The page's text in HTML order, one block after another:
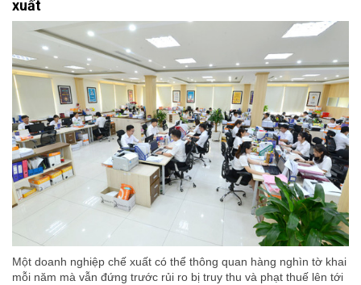
xuất
Một doanh nghiệp chế xuất có thể thông quan hàng nghìn tờ khai
mỗi năm mà vẫn đứng trước rủi ro bị truy thu và phạt thuế lên tới